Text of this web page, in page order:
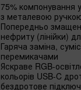
75% компонування
з металевою
Попередньо
нефриту (лінійки)
Гаряча заміна,
перемикачами
Яскраве RGB-
кольорів USB-C
бездротове